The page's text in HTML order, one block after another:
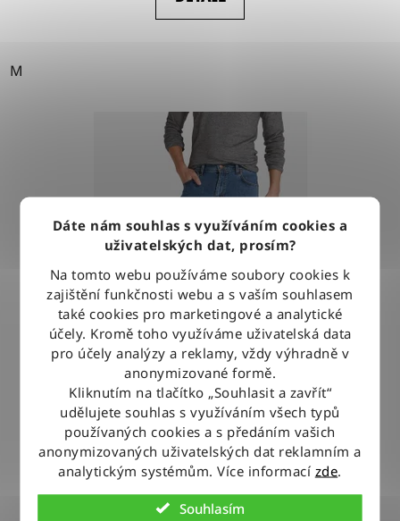
Dáte nám souhlas s využíváním cookies a
uživatelských dat, prosím?
Na tomto webu používáme soubory cookies k
zajištění funkčnosti webu a s vaším souhlasem
také cookies pro marketingové a analytické
účely. Kromě toho využíváme uživatelská data
pro účely analýzy a reklamy, vždy výhradně v
anonymizované formě.
Kliknutím na tlačítko „Souhlasit a zavřít“
udělujete souhlas s využíváním všech typů
používaných cookies a s předáním vašich
anonymizovaných uživatelských dat reklamním a
analytickým systémům. Více informací zde.
Souhlasím
M
Kalhoty Wrangler TEXAS STONEWASH
Průměrné
hodnocení
produktu
1 730 Kč